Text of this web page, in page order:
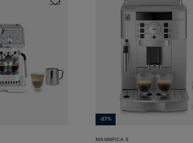
-27%
MAGNIFICA S